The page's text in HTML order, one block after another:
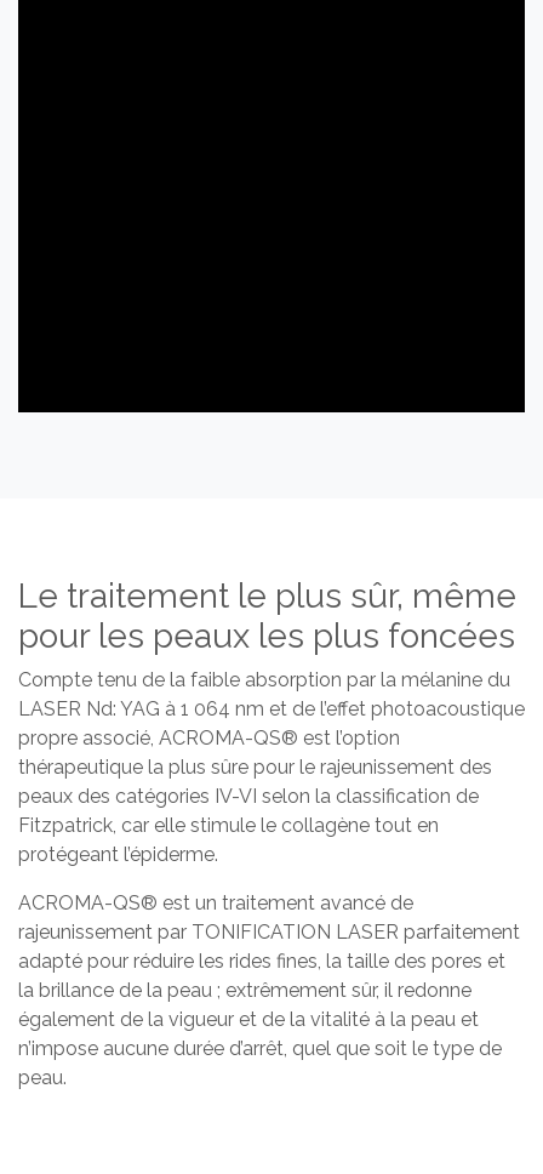
Le traitement le plus sûr, même
pour les peaux les plus foncées
Compte tenu de la faible absorption par la mélanine du
LASER Nd: YAG à 1 064 nm et de l’effet photoacoustique
propre associé, ACROMA-QS® est l’option
thérapeutique la plus sûre pour le rajeunissement des
peaux des catégories IV-VI selon la classification de
Fitzpatrick, car elle stimule le collagène tout en
protégeant l’épiderme.
ACROMA-QS® est un traitement avancé de
rajeunissement par TONIFICATION LASER parfaitement
adapté pour réduire les rides fines, la taille des pores et
la brillance de la peau ; extrêmement sûr, il redonne
également de la vigueur et de la vitalité à la peau et
n’impose aucune durée d’arrêt, quel que soit le type de
peau.